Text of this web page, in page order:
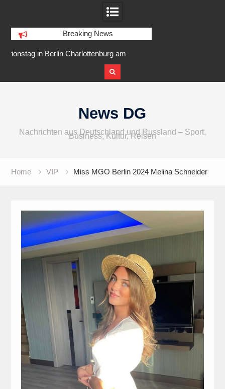
Breaking News
IFA 2026 Audio wird größer,
internationaler und vielfältiger
News DG
Nachrichten aus Deutschland und Russland – Sport,
Business, Kultur, Reisen
Home VIP Miss MGO Berlin 2024 Melina Schneider